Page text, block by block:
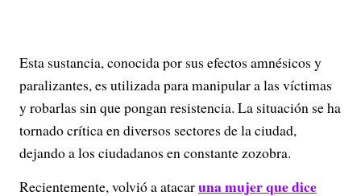
Esta sustancia, conocida por sus efectos amnésicos y
paralizantes, es utilizada para manipular a las víctimas
y robarlas sin que pongan resistencia. La situación se ha
tornado crítica en diversos sectores de la ciudad,
dejando a los ciudadanos en constante zozobra.
Recientemente, volvió a atacaruna mujer que dice